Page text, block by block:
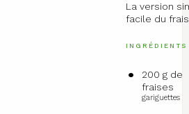
La version
facile du
INGRÉDIENTS
200 g de
fraises
gariguettes